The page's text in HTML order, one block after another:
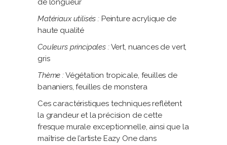
de longueur
Matériaux utilisés : Peinture acrylique de
haute qualité
Couleurs principales :Vert, nuances de vert,
gris
Thème :Végétation tropicale, feuilles de
bananiers, feuilles de monstera
Ces caractéristiques techniques reflètent
la grandeur et la précision de cette
fresque murale exceptionnelle, ainsi que la
maîtrise de l’artiste Eazy One dans